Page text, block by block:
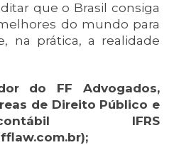
que o Brasil consiga
do mundo para
na prática, a realidade
do FF Advogados,
de Direito Público e
IFRS